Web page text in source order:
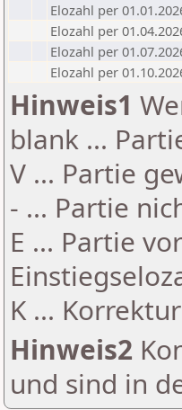
Elozahl per
Elozahl per
Elozahl per
Elozahl per
Hinweis1
blank ...
V ... Partie
- ... Partie
E ... Partie
K ...
Hinweis2
und sind in